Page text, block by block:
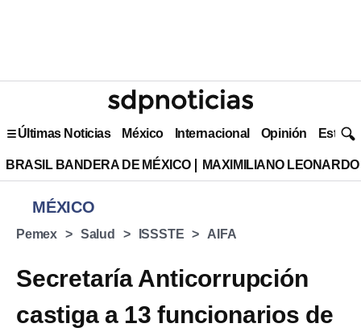
Últimas Noticias México Internacional Opinión Estilo
BRASIL BANDERA DE MÉXICO MAXIMILIANO
MÉXICO
Pemex Salud ISSSTE AIFA
Secretaría Anticorrupción
castiga a 13 funcionarios de